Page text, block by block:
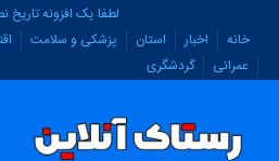
لطفا یک افزونه تاریخ
خانه
اخبار استان پزشکی و سلامت
عمرانی
گردشگری